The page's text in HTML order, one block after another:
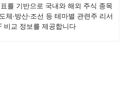
를 기반으로 국내와 해외 주식 종목
체·방산·조선 등 테마별 관련주 리서
비교 정보를 제공합니다